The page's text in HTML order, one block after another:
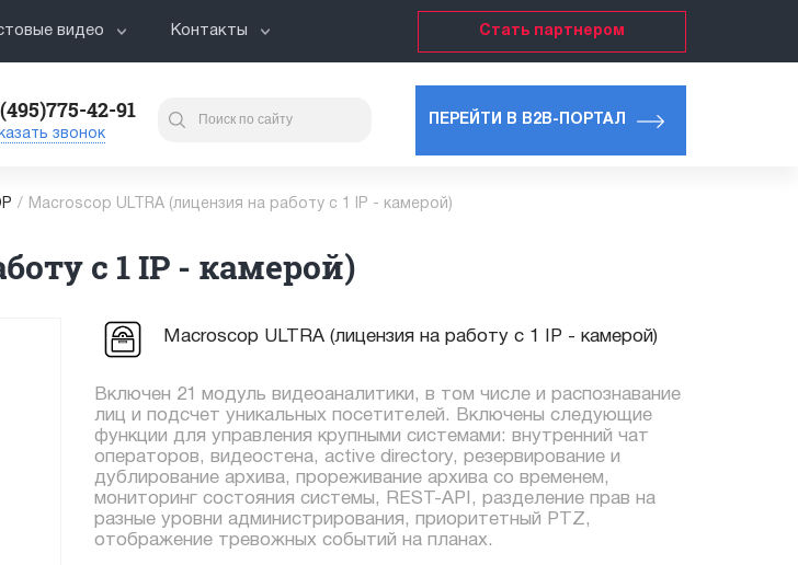
видео Контакты Стать партнером
42-91
звонок
ПЕРЕЙТИ В B2B-ПОРТАЛ
/ Macroscop ULTRA (лицензия на работу с 1 IP - камерой)
с 1 IP - камерой)
Macroscop ULTRA (лицензия на работу с 1 IP - камерой)
Включен 21 модуль видеоаналитики, в том числе и распознавание
лиц и подсчет уникальных посетителей. Включены следующие
функции для управления крупными системами: внутренний чат
операторов, видеостена, active directory, резервирование и
дублирование архива, прореживание архива со временем,
мониторинг состояния системы, REST-API, разделение прав на
разные уровни администрирования, приоритетный PTZ,
отображение тревожных событий на планах.